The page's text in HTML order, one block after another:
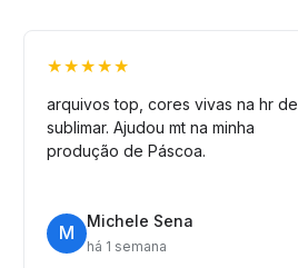
★★★★★
arquivos top, cores vivas na hr de
sublimar. Ajudou mt na minha
produção de Páscoa.
M
Michele Sena
há 1 semana